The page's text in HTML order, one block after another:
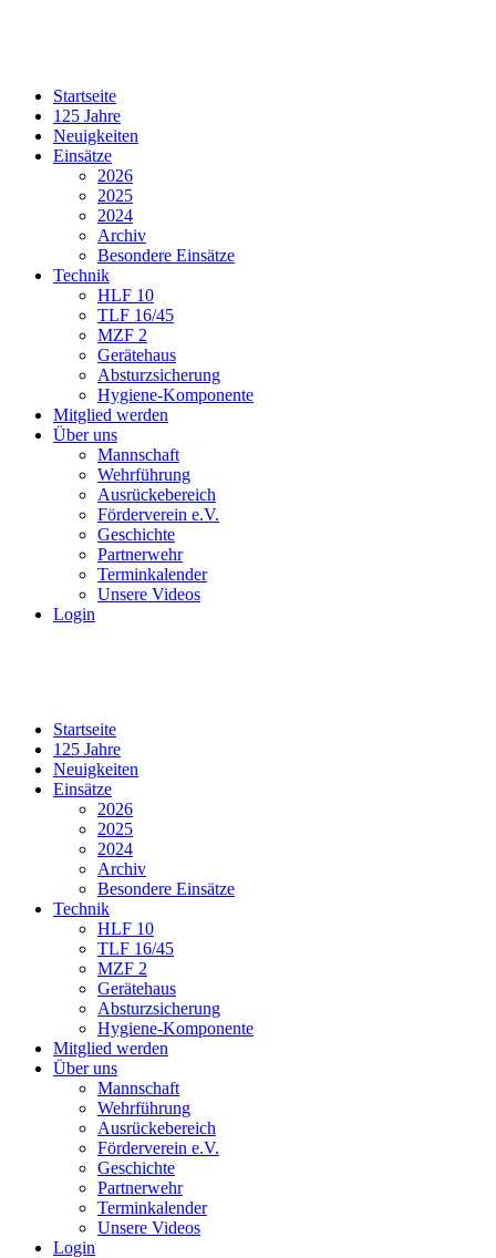
Startseite
125 Jahre
Neuigkeiten
Einsätze
2026
2025
2024
Archiv
Besondere Einsätze
Technik
HLF 10
TLF 16/45
MZF 2
Gerätehaus
Absturzsicherung
Hygiene-Komponente
Mitglied werden
Über uns
Mannschaft
Wehrführung
Ausrückebereich
Förderverein e.V.
Geschichte
Partnerwehr
Terminkalender
Unsere Videos
Login
Startseite
125 Jahre
Neuigkeiten
Einsätze
2026
2025
2024
Archiv
Besondere Einsätze
Technik
HLF 10
TLF 16/45
MZF 2
Gerätehaus
Absturzsicherung
Hygiene-Komponente
Mitglied werden
Über uns
Mannschaft
Wehrführung
Ausrückebereich
Förderverein e.V.
Geschichte
Partnerwehr
Terminkalender
Unsere Videos
Login